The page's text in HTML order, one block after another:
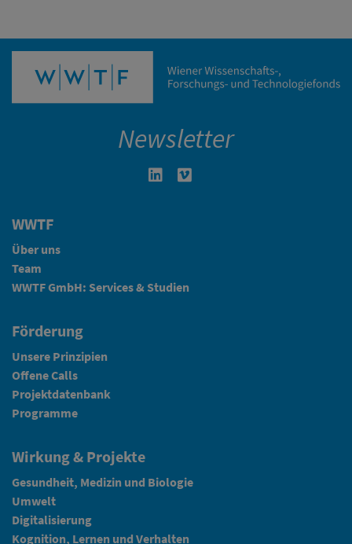
Newsletter
Linkedin in neuem Fenster öffnen
WWTF
Über uns
Team
WWTF GmbH: Services & Studien
Förderung
Unsere Prinzipien
Offene Calls
Projektdatenbank
Programme
Wirkung & Projekte
Gesundheit, Medizin und Biologie
Umwelt
Digitalisierung
Kognition, Lernen und Verhalten